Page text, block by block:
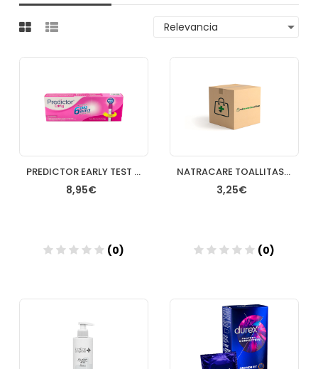
PREDICTOR EARLY TEST DE EMBARAZO 1 U
8,95€
(0)
NATRACARE TOALLITAS INTIMAS CHAMOMILLA/CALENDULA
3,25€
(0)
Añadir